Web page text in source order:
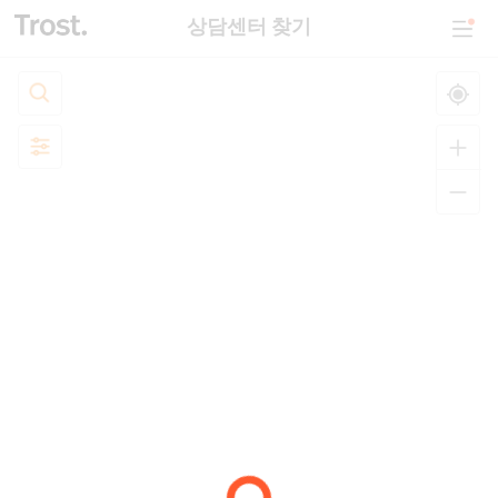
상담센터 찾기